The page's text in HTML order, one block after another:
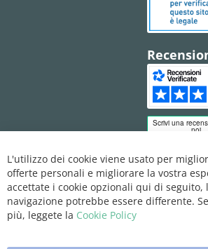
L'utilizzo dei cookie viene usato per
offerte personali e migliorare la vostra
accettate i cookie opzionali qui di seguito,
navigazione potrebbe essere differente.
più, leggete la Cookie Policy